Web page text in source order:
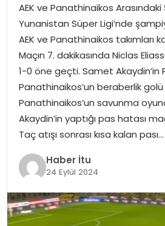
EĞITIM
MAGAZIN
SPOR
YAŞAM
AEK ve Panathinaikos Arasındaki
Yunanistan Süper Ligi’nde
AEK ve Panathinaikos takımları
Maçın 7. dakikasında Niclas
1-0 öne geçti. Samet Akaydin’in
Panathinaikos’un beraberlik golü
Panathinaikos’un savunma
Akaydin’in yaptığı pas hatası
Taç atışı sonrası kısa kalan pası…
Haber İtu
24 Eylül 2024